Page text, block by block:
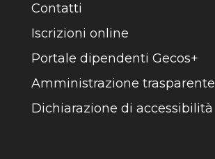
Contatti
Iscrizioni online
Portale dipendenti Gecos+
Amministrazione trasparente
Dichiarazione di accessibilità